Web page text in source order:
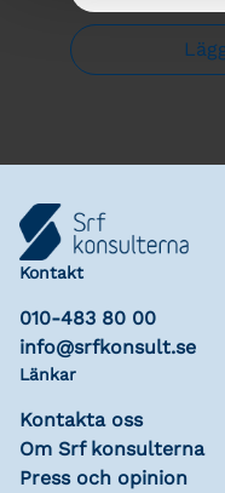
Kontakt
010-483 80 00
info@srfkonsult.se
Länkar
Kontakta oss
Om Srf konsulterna
Press och opinion